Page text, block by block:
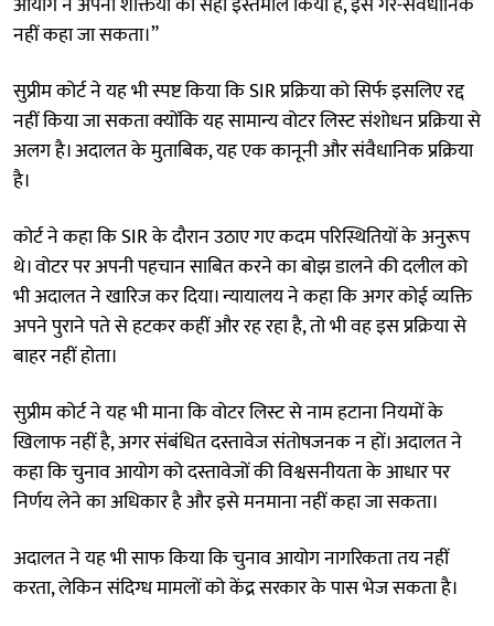
नहीं कहा जा सकता।”
सुप्रीम कोर्ट ने यह भी स्पष्ट किया कि SIR प्रक्रिया को सिर्फ इसलिए रद्द
नहीं किया जा सकता क्योंकि यह सामान्य वोटर लिस्ट संशोधन प्रक्रिया से
अलग है। अदालत के मुताबिक, यह एक कानूनी और संवैधानिक प्रक्रिया
है।
कोर्ट ने कहा कि SIR के दौरान उठाए गए कदम परिस्थितियों के अनुरूप
थे। वोटर पर अपनी पहचान साबित करने का बोझ डालने की दलील को
भी अदालत ने खारिज कर दिया। न्यायालय ने कहा कि अगर कोई व्यक्ति
अपने पुराने पते से हटकर कहीं और रह रहा है, तो भी वह इस प्रक्रिया से
बाहर नहीं होता।
सुप्रीम कोर्ट ने यह भी माना कि वोटर लिस्ट से नाम हटाना नियमों के
खिलाफ नहीं है, अगर संबंधित दस्तावेज संतोषजनक न हों। अदालत ने
कहा कि चुनाव आयोग को दस्तावेजों की विश्वसनीयता के आधार पर
निर्णय लेने का अधिकार है और इसे मनमाना नहीं कहा जा सकता।
अदालत ने यह भी साफ किया कि चुनाव आयोग नागरिकता तय नहीं
करता, लेकिन संदिग्ध मामलों को केंद्र सरकार के पास भेज सकता है।